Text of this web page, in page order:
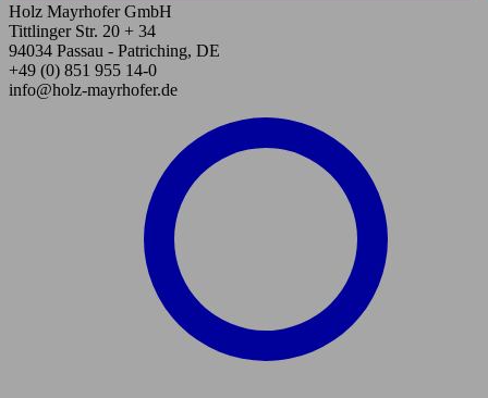
Holz Mayrhofer GmbH
Tittlinger Str. 20 + 34
94034 Passau - Patriching, DE
+49 (0) 851 955 14-0
info@holz-mayrhofer.de